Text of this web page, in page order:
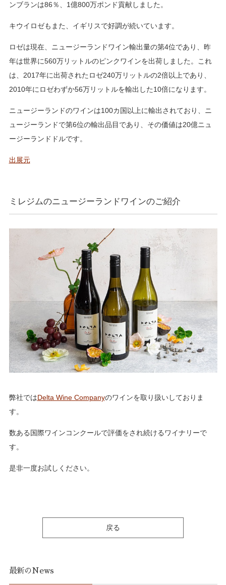
ンブランは86％、1億800万ポンド貢献しました。
キウイロゼもまた、イギリスで好調が続いています。
ロゼは現在、ニュージーランドワイン輸出量の第4位であり、昨
年は世界に560万リットルのピンクワインを出荷しました。これ
は、2017年に出荷されたロゼ240万リットルの2倍以上であり、
2010年にロゼわずか56万リットルを輸出した10倍になります。
ニュージーランドのワインは100カ国以上に輸出されており、ニ
ュージーランドで第6位の輸出品目であり、その価値は20億ニュ
ージーランドドルです。
出展元
ミレジムのニュージーランドワインのご紹介
弊社ではDelta Wine Companyのワインを取り扱いしておりま
す。
数ある国際ワインコンクールで評価をされ続けるワイナリーで
す。
是非一度お試しください。
戻る
最新のNews